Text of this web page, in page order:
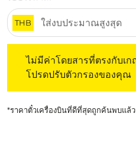
THB
ไม่มีค่าโดยสารที่ตรงกับเ
โปรดปรับตัวกรองของคุณ
*ราคาตั๋วเครื่องบินที่ดีที่สุดถูกค้นพบแล้